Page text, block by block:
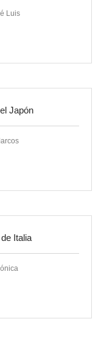
Luis
Japón
Italia